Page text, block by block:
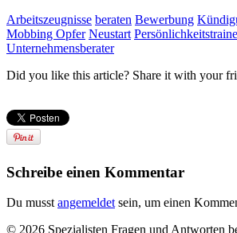
Arbeitszeugnisse beraten Bewerbung
Mobbing Opfer Neustart
Unternehmensberater
Did you like this article? Share it with your
Schreibe einen Kommentar
Du musst angemeldet sein, um einen
© 2026 Spezialisten Fragen und Antworten